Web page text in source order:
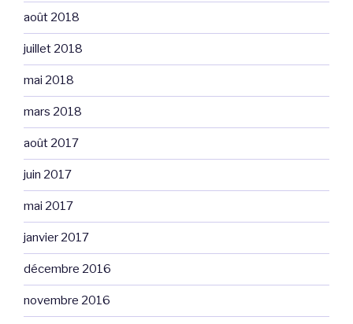
août 2018
juillet 2018
mai 2018
mars 2018
août 2017
juin 2017
mai 2017
janvier 2017
décembre 2016
novembre 2016